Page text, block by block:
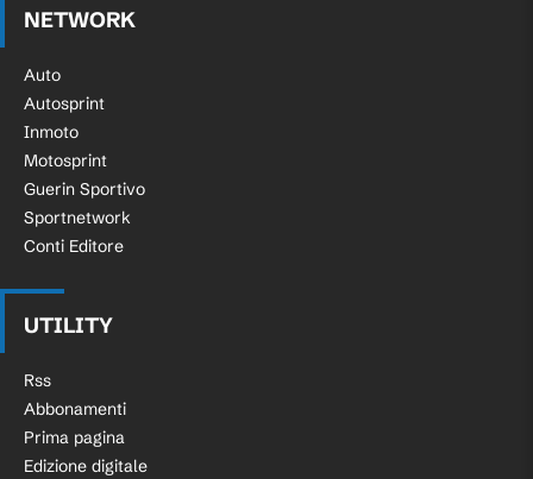
NETWORK
Auto
Autosprint
Inmoto
Motosprint
Guerin Sportivo
Sportnetwork
Conti Editore
UTILITY
Rss
Abbonamenti
Prima pagina
Edizione digitale